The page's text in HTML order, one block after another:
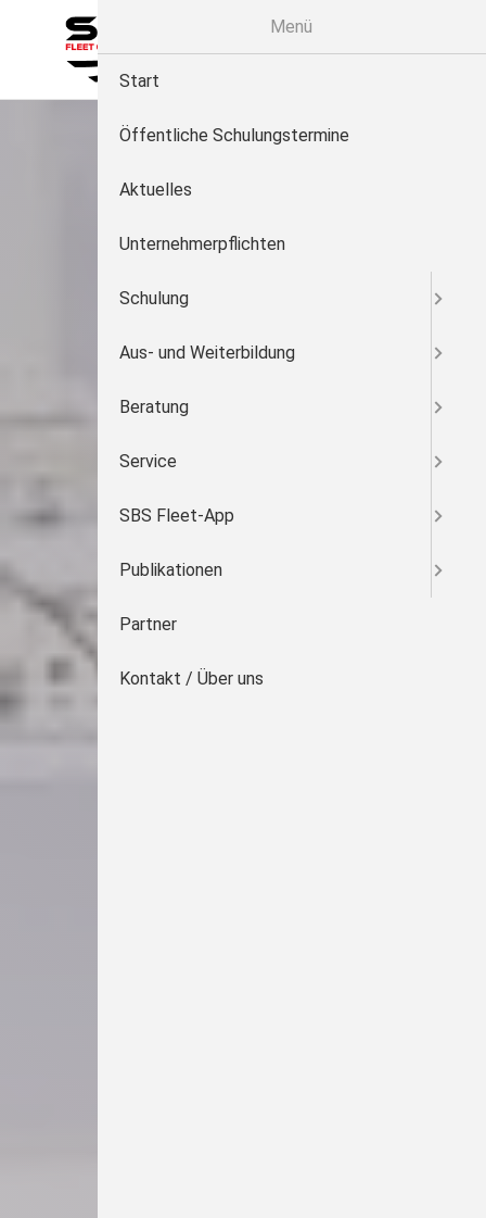
MENÜ
Menü
Start
Öffentliche Schulungstermine
Aktuelles
Unternehmerpflichten
Schulung
Aus- und Weiterbildung
Beratung
Service
SBS Fleet-App
Publikationen
Partner
Kontakt / Über uns